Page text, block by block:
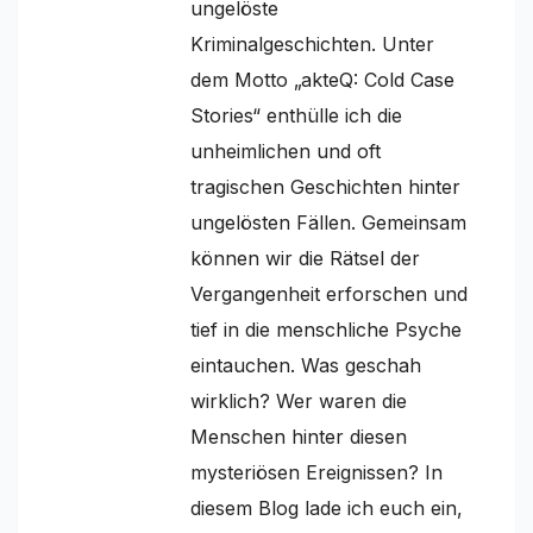
ungelöste
Kriminalgeschichten. Unter
dem Motto „akteQ: Cold Case
Stories“ enthülle ich die
unheimlichen und oft
tragischen Geschichten hinter
ungelösten Fällen. Gemeinsam
können wir die Rätsel der
Vergangenheit erforschen und
tief in die menschliche Psyche
eintauchen. Was geschah
wirklich? Wer waren die
Menschen hinter diesen
mysteriösen Ereignissen? In
diesem Blog lade ich euch ein,